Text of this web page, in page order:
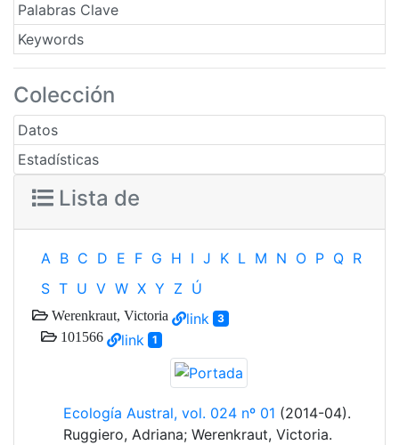
Palabras Clave
Keywords
Colección
Datos
Estadísticas
Lista de
A B C D E F G H I J K L M N O P Q R
S T U V W X Y Z Ú
Werenkraut, Victoria link 3
101566 link 1
Ecología Austral, vol. 024 nº 01 (2014-04).
Ruggiero, Adriana; Werenkraut, Victoria.